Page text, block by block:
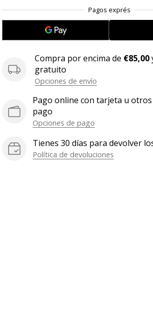
Compra por encima de €85,00
gratuito
Opciones de envío
Pago online con tarjeta u
pago
Opciones de pago
Tienes 30 días para devolver
Política de devoluciones